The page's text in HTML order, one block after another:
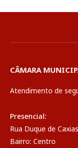
CÂMARA
Atendimento de
Presencial:
Rua Duque de
Bairro: Centro